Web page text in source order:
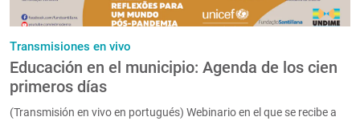
Transmisiones en vivo
Educación en el municipio: Agenda de los cien
primeros días
(Transmisión en vivo en portugués) Webinario en el que se recibe a